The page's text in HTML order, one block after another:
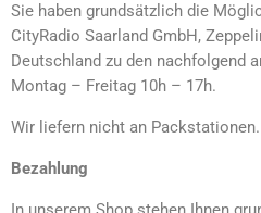
Sie haben grundsätzlich die
CityRadio Saarland GmbH,
Deutschland zu den nachfolgend
Montag – Freitag 10h – 17h.
Wir liefern nicht an Packstationen.
Bezahlung